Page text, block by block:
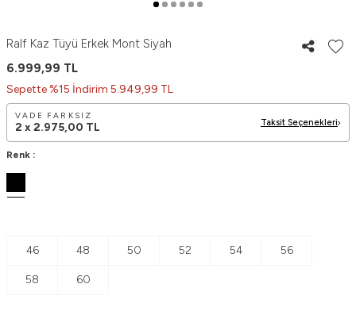
Ralf Kaz Tüyü Erkek Mont Siyah
6.999,99 TL
Sepette %15 İndirim 5.949,99 TL
VADE FARKSIZ
2 x 2.975,00 TL Taksit Seçenekleri
Renk :
46 48 50 52 54 56
58 60